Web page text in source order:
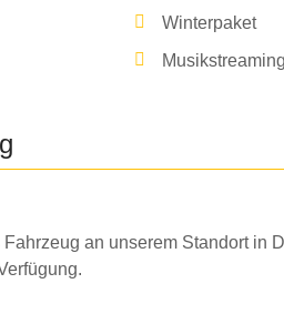
Winterpaket
an unserem Standort